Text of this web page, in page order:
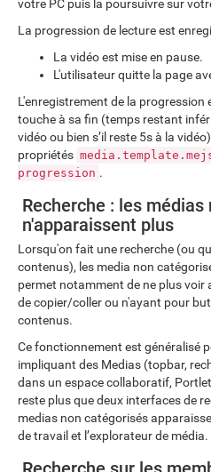
votre PC puis la poursuivre sur
La progression de lecture est
La vidéo est mise en pause.
L'utilisateur quitte la page
L'enregistrement de la progression
touche à sa fin (temps restant
vidéo ou bien s’il reste 5s à la
propriétés
progression .
Recherche : les
n'apparaissent plus
Lorsqu'on fait une recherche (ou
contenus), les media non
permet notamment de ne plus voir
de copier/coller ou n'ayant pour
contenus.
Ce fonctionnement est généralisé
impliquant des Medias (topbar,
dans un espace collaboratif,
reste plus que deux interfaces de
medias non catégorisés
de travail et l’explorateur de média.